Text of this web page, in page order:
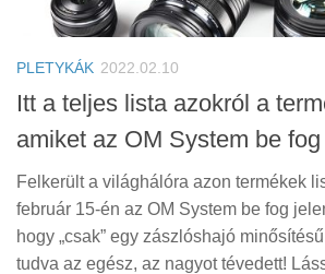
PLETYKÁK 2022.02.10
Itt a teljes lista azokról a
amiket az OM System be
Felkerült a világhálóra azon termékek
február 15-én az OM System be fog
hogy „csak” egy zászlóshajó
tudva az egész, az nagyot tévedett!